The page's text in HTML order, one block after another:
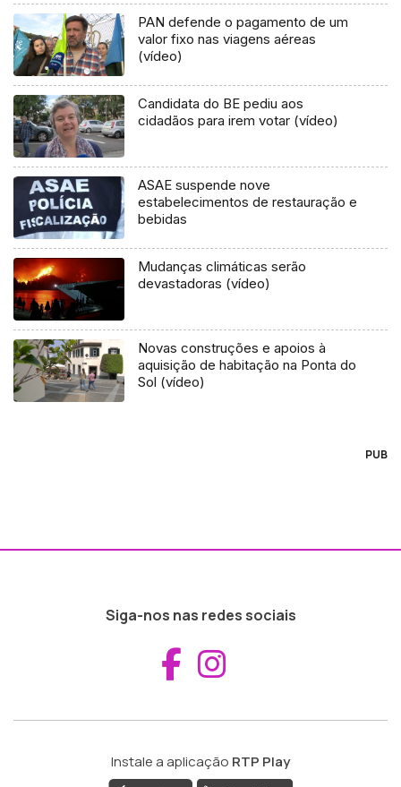
PAN defende o pagamento de um
valor fixo nas viagens aéreas
(vídeo)
Candidata do BE pediu aos
cidadãos para irem votar (vídeo)
ASAE suspende nove
estabelecimentos de restauração e
bebidas
Mudanças climáticas serão
devastadoras (vídeo)
Novas construções e apoios à
aquisição de habitação na Ponta do
Sol (vídeo)
PUB
Siga-nos nas redes sociais
Aceder ao
Instale a aplicação RTP Play